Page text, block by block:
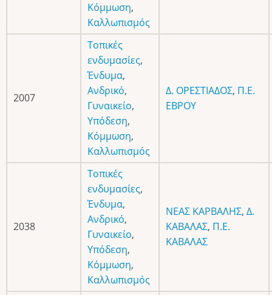
Κόμμωση,
Καλλωπισμός
2007
Τοπικές
ενδυμασίες,
Ένδυμα,
Ανδρικό,
Γυναικείο,
Υπόδεση,
Κόμμωση,
Καλλωπισμός
Δ. ΟΡΕΣΤΙΑΔΟΣ, Π.Ε.
ΕΒΡΟΥ
2038
Τοπικές
ενδυμασίες,
Ένδυμα,
Ανδρικό,
Γυναικείο,
Υπόδεση,
Κόμμωση,
Καλλωπισμός
ΝΕΑΣ ΚΑΡΒΑΛΗΣ, Δ.
ΚΑΒΑΛΑΣ, Π.Ε.
ΚΑΒΑΛΑΣ